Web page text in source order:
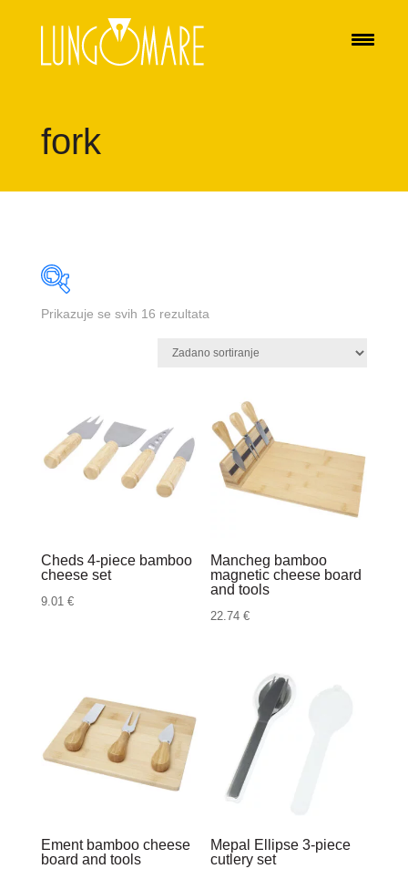
fork
Prikazuje se svih 16 rezultata
Cheds 4-piece bamboo
cheese set
9.01 €
Mancheg bamboo
magnetic cheese board
and tools
22.74€
Ement bamboo cheese
board and tools
Mepal Ellipse 3-piece
cutlery set